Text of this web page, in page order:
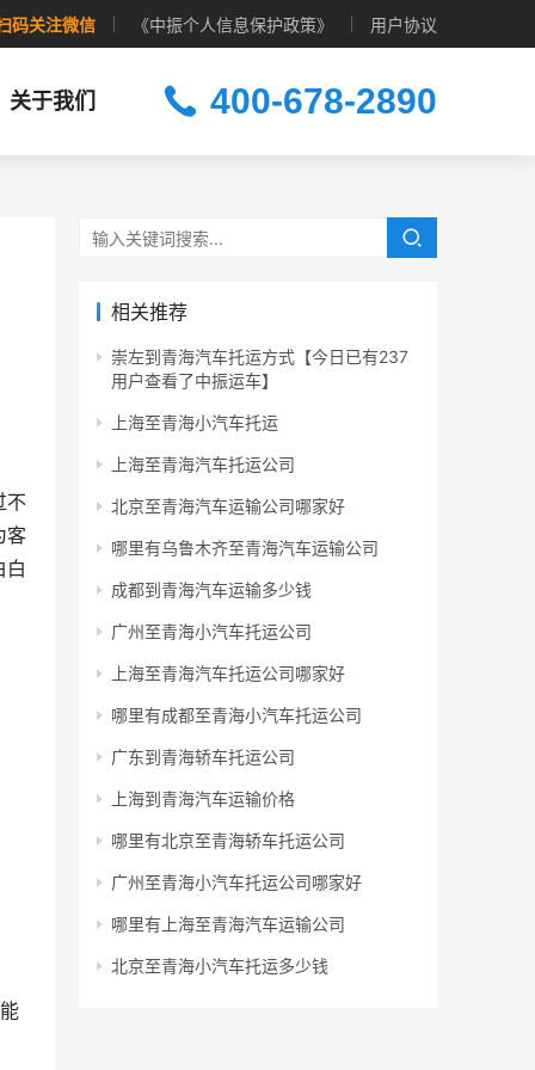
码关注微信 《中振个人信息保护政策》 用户协议
关于我们 400-678-2890
不
客
白
相关推荐
崇左到青海汽车托运方式【今日已有237
用户查看了中振运车】
上海至青海小汽车托运
上海至青海汽车托运公司
北京至青海汽车运输公司哪家好
哪里有乌鲁木齐至青海汽车运输公司
成都到青海汽车运输多少钱
广州至青海小汽车托运公司
上海至青海汽车托运公司哪家好
哪里有成都至青海小汽车托运公司
广东到青海轿车托运公司
上海到青海汽车运输价格
哪里有北京至青海轿车托运公司
广州至青海小汽车托运公司哪家好
哪里有上海至青海汽车运输公司
北京至青海小汽车托运多少钱